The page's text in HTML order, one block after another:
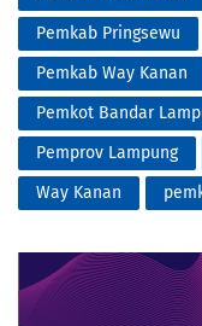
Pemkab Pringsewu
Pemkab Way Kanan
Pemkot Bandar
Pemprov Lampung
Way Kanan